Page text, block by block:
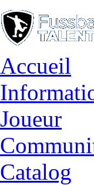
Accueil
Joueur
Catalog